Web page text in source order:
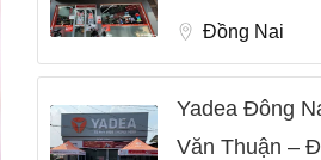
Đồng Nai
Yadea Đông
Văn Thuận –